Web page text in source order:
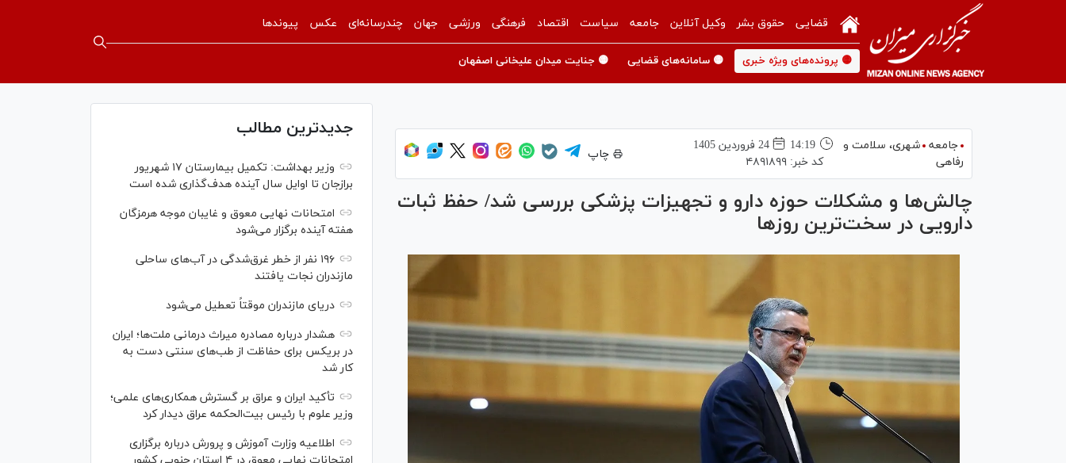
قضایی حقوق بشر وکیل آنلاین جامعه سیاست اقتصاد فرهنگی ورزشی جهان چندرسانه‌ای عکس پیوندها
🟡 پرونده‌های ویژه خبری 🟡 سامانه‌های قضایی 🟡 جنایت میدان علیخانی اصفهان
جامعه شهری،‌ سلامت و
رفاهی
14:19
24 فروردين 1405
کد خبر:۴۸۹۱۸۹۹
چاپ
چالش‌ها و مشکلات حوزه دارو و تجهیزات پزشکی بررسی شد/ حفظ ثبات
دارویی در سخت‌ترین روز‌ها
جدیدترین مطالب
وزیر بهداشت: تکمیل بیمارستان ۱۷ شهریور
برازجان تا اوایل سال آینده هدف‌گذاری شده است
امتحانات نهایی معوق و غایبان موجه هرمزگان
هفته آینده برگزار می‌شود
۱۹۶ نفر از خطر غرق‌شدگی در آب‌های ساحلی
مازندران نجات یافتند
دریای مازندران موقتاً تعطیل می‌شود
هشدار درباره مصادره میراث درمانی ملت‌ها؛ ایران
در بریکس برای حفاظت از طب‌های سنتی دست به
کار شد
تأکید ایران و عراق بر گسترش همکاری‌های علمی؛
وزیر علوم با رئیس بیت‌الحکمه عراق دیدار کرد
اطلاعیه وزارت آموزش و پرورش درباره برگزاری